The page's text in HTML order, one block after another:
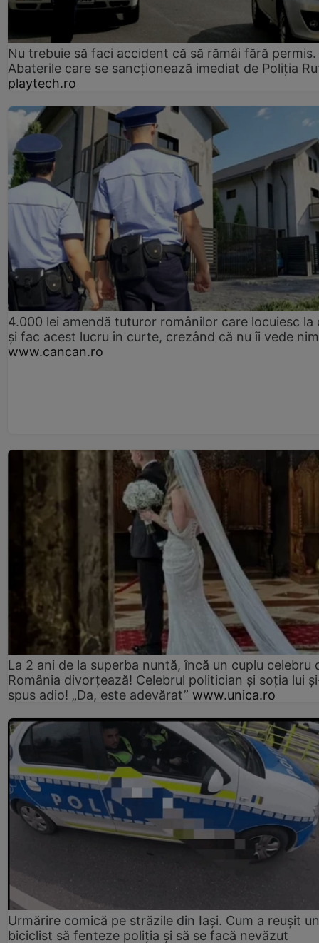
Nu trebuie să faci accident că să rămâi fără permis.
Abaterile care se sancționează imediat de Poliţia
playtech.ro
4.000 lei amendă tuturor românilor care locuiesc la
și fac acest lucru în curte, crezând că nu îi vede
www.cancan.ro
La 2 ani de la superba nuntă, încă un cuplu celebru
România divorțează! Celebrul politician și soția lui
spus adio! „Da, este adevărat” www.unica.ro
Urmărire comică pe străzile din Iași. Cum a reușit un
biciclist să fenteze poliția și să se facă nevăzut